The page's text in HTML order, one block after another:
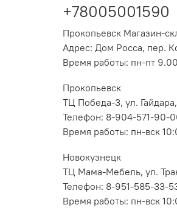
+78005001590
Прокопьевск Магазин-
Адрес: Дом Росса, пер.
Время работы: пн-пт
Прокопьевск
ТЦ Победа-3, ул. Гайдара,
Телефон: 8-904-571-90-
Время работы: пн-вск
Новокузнецк
ТЦ Мама-Мебель, ул.
Телефон: 8-951-585-33-
Время работы: пн-вск